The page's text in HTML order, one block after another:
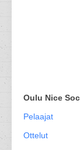
Oulu Nice
Pelaajat
Ottelut